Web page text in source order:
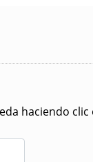
haciendo clic